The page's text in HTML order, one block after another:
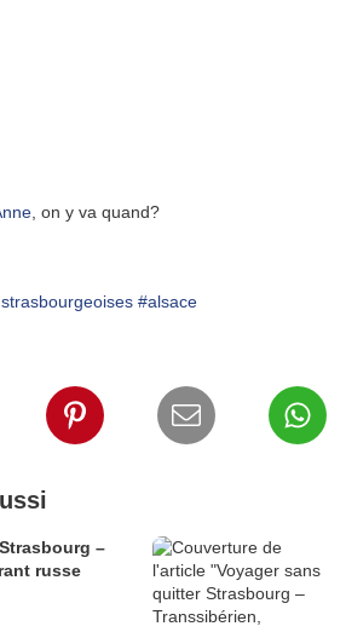
, on y va quand?
#alsace
–
russe